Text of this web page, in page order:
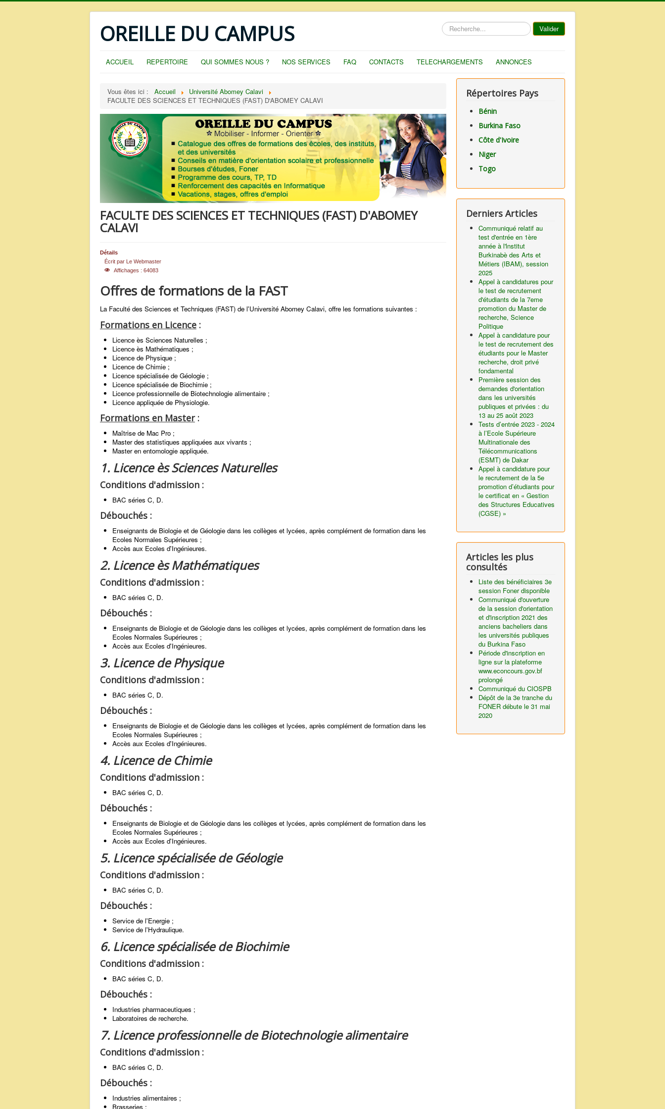
OREILLE DU CAMPUS Rechercher Valider
ACCUEIL REPERTOIRE QUI SOMMES NOUS ? NOS SERVICES FAQ CONTACTS TELECHARGEMENTS ANNONCES
Vous êtes ici : Accueil
Université Abomey Calavi
FACULTE DES SCIENCES ET TECHNIQUES (FAST) D'ABOMEY CALAVI
FACULTE DES SCIENCES ET TECHNIQUES (FAST) D'ABOMEY
CALAVI
Détails
Écrit par Le Webmaster
Affichages : 64083
Offres de formations de la FAST
La Faculté des Sciences et Techniques (FAST) de l'Université Abomey Calavi, offre les formations suivantes :
Formations en Licence :
Licence ès Sciences Naturelles ;
Licence ès Mathématiques ;
Licence de Physique ;
Licence de Chimie ;
Licence spécialisée de Géologie ;
Licence spécialisée de Biochimie ;
Licence professionnelle de Biotechnologie alimentaire ;
Licence appliquée de Physiologie.
Formations en Master:
Maîtrise de Mac Pro ;
Master des statistiques appliquées aux vivants ;
Master en entomologie appliquée.
1. Licence ès Sciences Naturelles
Conditions d'admission :
BAC séries C, D.
Débouchés :
Enseignants de Biologie et de Géologie dans les collèges et lycées, après complément de formation dans les
Ecoles Normales Supérieures ;
Accès aux Ecoles d'Ingénieures.
2. Licence ès Mathématiques
Conditions d'admission :
BAC séries C, D.
Débouchés :
Enseignants de Biologie et de Géologie dans les collèges et lycées, après complément de formation dans les
Ecoles Normales Supérieures ;
Accès aux Ecoles d'Ingénieures.
3. Licence de Physique
Conditions d'admission :
BAC séries C, D.
Débouchés :
Enseignants de Biologie et de Géologie dans les collèges et lycées, après complément de formation dans les
Ecoles Normales Supérieures ;
Accès aux Ecoles d'Ingénieures.
4. Licence de Chimie
Conditions d'admission :
BAC séries C, D.
Débouchés :
Enseignants de Biologie et de Géologie dans les collèges et lycées, après complément de formation dans les
Ecoles Normales Supérieures ;
Accès aux Ecoles d'Ingénieures.
5. Licence spécialisée de Géologie
Conditions d'admission :
BAC séries C, D.
Débouchés :
Service de l'Energie ;
Service de l'Hydraulique.
6. Licence spécialisée de Biochimie
Conditions d'admission :
BAC séries C, D.
Débouchés :
Industries pharmaceutiques ;
Laboratoires de recherche.
7. Licence professionnelle de Biotechnologie alimentaire
Conditions d'admission :
BAC séries C, D.
Débouchés :
Industries alimentaires ;
Brasseries ;
Répertoires Pays
Bénin
Burkina Faso
Côte d'Ivoire
Niger
Togo
Derniers Articles
Communiqué relatif au
test d'entrée en 1ère
année à l'lnstitut
Burkinabè des Arts et
Métiers (IBAM), session
2025
Appel à candidatures pour
le test de recrutement
d'étudiants de la 7eme
promotion du Master de
recherche, Science
Politique
Appel à candidature pour
le test de recrutement des
étudiants pour le Master
recherche, droit privé
fondamental
Première session des
demandes d'orientation
dans les universités
publiques et privées : du
13 au 25 août 2023
Tests d’entrée 2023 - 2024
à l’Ecole Supérieure
Multinationale des
Télécommunications
(ESMT) de Dakar
Appel à candidature pour
le recrutement de la 5e
promotion d’étudiants pour
le certificat en « Gestion
des Structures Educatives
(CGSE) »
Articles les plus
consultés
Liste des bénéficiaires 3e
session Foner disponible
Communiqué d'ouverture
de la session d'orientation
et d'inscription 2021 des
anciens bacheliers dans
les universités publiques
du Burkina Faso
Période d'inscription en
ligne sur la plateforme
www.econcours.gov.bf
prolongé
Communiqué du CIOSPB
Dépôt de la 3e tranche du
FONER débute le 31 mai
2020